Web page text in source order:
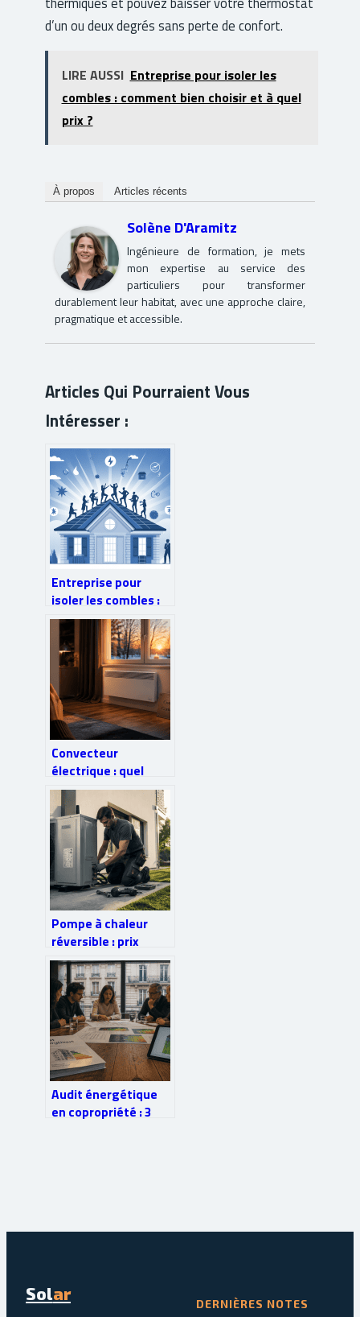
d’un ou deux degrés sans perte de confort.
LIRE AUSSI Entreprise pour isoler les
combles : comment bien choisir et à quel
prix ?
À propos Articles récents
Solène D'Aramitz
Ingénieure de formation, je mets
mon expertise au service des
particuliers pour transformer
durablement leur habitat, avec une approche claire,
pragmatique et accessible.
Articles Qui Pourraient Vous
Intéresser :
Entreprise pour
isoler les combles :
comment bien
choisir et à quel prix
Convecteur
électrique : quel
budget prévoir de 15
€ à 900 € ?
Pompe à chaleur
réversible : prix
d’installation et 3
critères pour éviter
les surcoûts
Audit énergétique
en copropriété : 3
Solar
DERNIÈRES NOTES